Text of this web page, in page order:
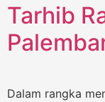
Tarhib
Dalam rangka